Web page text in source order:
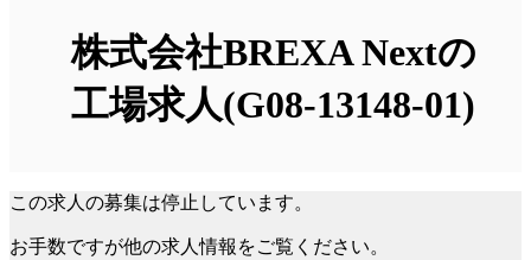
株式会社BREXA Nextの
工場求人(G08-13148-01)
この求人の募集は停止しています。
お手数ですが他の求人情報をご覧ください。